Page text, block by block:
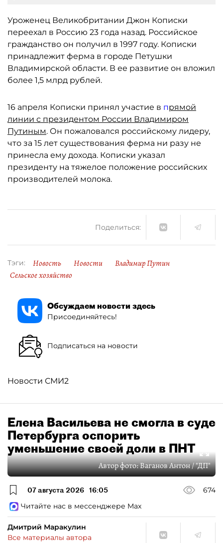
Уроженец Великобритании Джон Кописки
переехал в Россию 23 года назад. Российское
гражданство он получил в 1997 году. Кописки
принадлежит ферма в городе Петушки
Владимирской области. В ее развитие он вложил
более 1,5 млрд рублей.
16 апреля Кописки принял участие в прямой
линии с президентом России Владимиром
Путиным. Он пожаловался российскому лидеру,
что за 15 лет существования ферма ни разу не
принесла ему дохода. Кописки указал
президенту на тяжелое положение российских
производителей молока.
Поделиться:
Тэги: Новость Новости
Владимир Путин
Сельское хозяйство
Обсуждаем новости здесь
Присоединяйтесь!
Подписаться на новости
Новости СМИ2
Елена Васильева не смогла в суде
Петербурга оспорить
уменьшение своей доли в ПНТ
Автор фото:Ваганов Антон / "ДП"
07 августа 2026 16:05
674
Читайте нас в мессенджере Max
Дмитрий Маракулин
Все материалы автора